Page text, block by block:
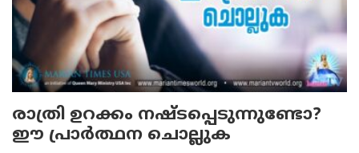
രാത്രി ഉറക്കം നഷ്ടപ്പെടുന്നുണ്ടോ?
ഈ പ്രാര്‍ത്ഥന ചൊല്ലുക